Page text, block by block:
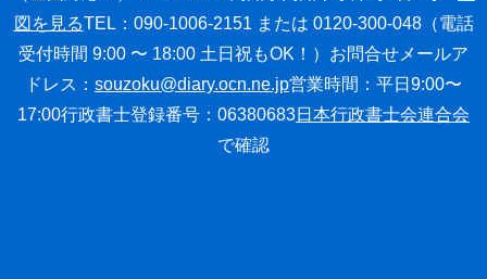
図を見るTEL：090-1006-2151 または 0120-300-048（電話
受付時間 9:00 〜 18:00 土日祝もOK！） お問合せメールア
ドレス： souzoku@diary.ocn.ne.jp営業時間：平日9:00〜
17:00行政書士登録番号：06380683日本行政書士会連合会
で確認